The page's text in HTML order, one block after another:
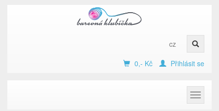
cz
0,- Kč Přihlásit se
Toggle